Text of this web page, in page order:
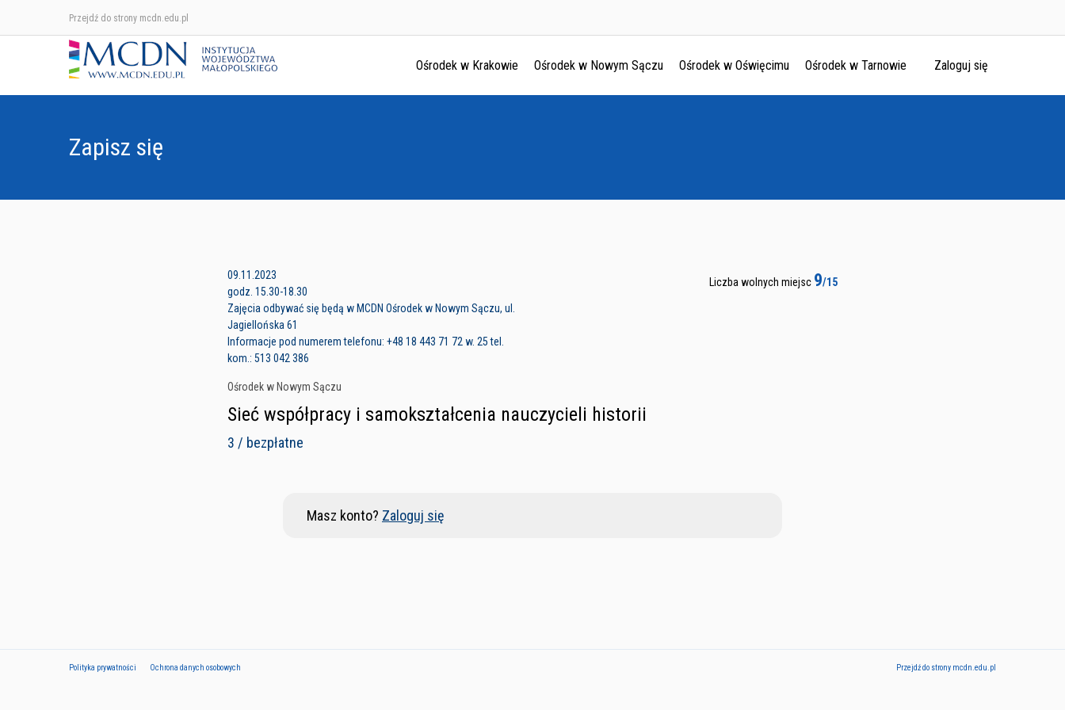
Przejdź do strony mcdn.edu.pl
Ośrodek w Krakowie Ośrodek w Nowym Sączu Ośrodek w Oświęcimu Ośrodek w Tarnowie Zaloguj się
Zapisz się
09.11.2023
godz. 15.30-18.30
Zajęcia odbywać się będą w MCDN Ośrodek w Nowym Sączu, ul.
Jagiellońska 61
Informacje pod numerem telefonu: +48 18 443 71 72 w. 25 tel.
kom.: 513 042 386
Ośrodek w Nowym Sączu
Liczba wolnych miejsc 9/15
Sieć współpracy i samokształcenia nauczycieli historii
3 / bezpłatne
Masz konto? Zaloguj się
Polityka prywatności Ochrona danych osobowych Przejdź do strony mcdn.edu.pl
Ośrodek w Krakowie